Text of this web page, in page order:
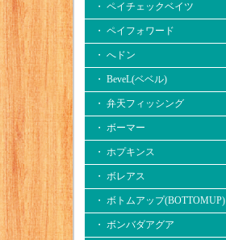
・ ペイチェックベイツ
・ ペイフォワード
・ へドン
・ BeveL(ベベル)
・ 弁天フィッシング
・ ボーマー
・ ホプキンス
・ ボレアス
・ ボトムアップ(BOTTOMUP)
・ ボンバダアグア